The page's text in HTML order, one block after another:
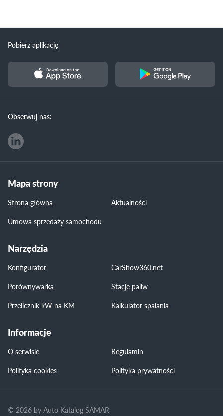
Pobierz aplikację
Obserwuj nas:
Mapa strony
Strona główna
Aktualności
Umowa sprzedaży samochodu
Narzędzia
Konfigurator
CarShow360.net
Porównywarka
Stacje paliw
Przelicznik kW na KM
Kalkulator spalania
Informacje
O serwisie
Regulamin
Polityka cookies
Polityka prywatności
© 2026 by Auto Katalog SAMAR